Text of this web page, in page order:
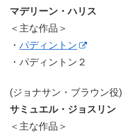
マデリーン・ハリス
＜主な作品＞
・ パディントン
・パディントン２
(ジョナサン・ブラウン役)
サミュエル・ジョスリン
＜主な作品＞